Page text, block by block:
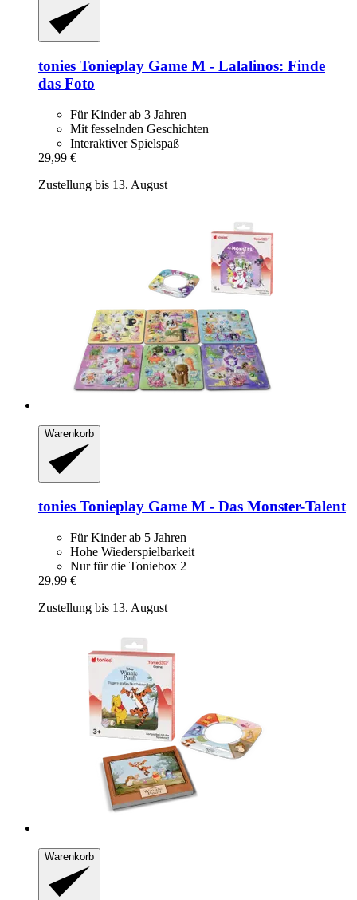
tonies Tonieplay Game M -​ Lalalinos: Finde
das Foto
Für Kinder ab 3 Jahren
Mit fesselnden Geschichten
Interaktiver Spielspaß
29,99 €
Zustellung bis 13. August
Warenkorb
tonies Tonieplay Game M -​ Das Monster-​Talent
Für Kinder ab 5 Jahren
Hohe Wiederspielbarkeit
Nur für die Toniebox 2
29,99 €
Zustellung bis 13. August
Warenkorb